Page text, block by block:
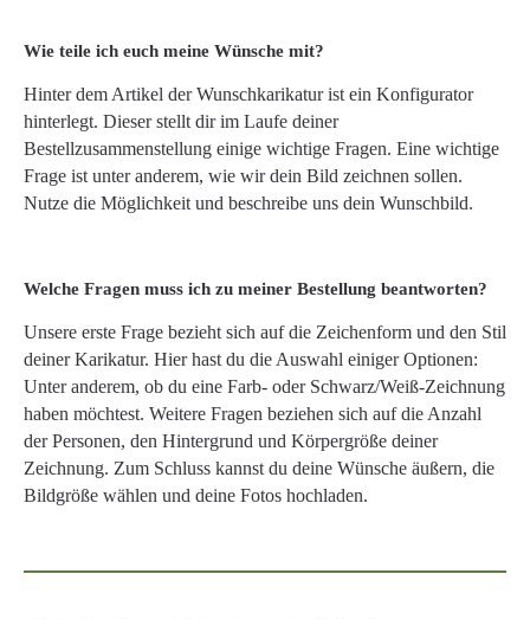
Wie teile ich euch meine Wünsche mit?
Hinter dem Artikel der Wunschkarikatur ist ein Konfigurator
hinterlegt. Dieser stellt dir im Laufe deiner
Bestellzusammenstellung einige wichtige Fragen. Eine wichtige
Frage ist unter anderem, wie wir dein Bild zeichnen sollen.
Nutze die Möglichkeit und beschreibe uns dein Wunschbild.
Welche Fragen muss ich zu meiner Bestellung beantworten?
Unsere erste Frage bezieht sich auf die Zeichenform und den Stil
deiner Karikatur. Hier hast du die Auswahl einiger Optionen:
Unter anderem, ob du eine Farb- oder Schwarz/Weiß-Zeichnung
haben möchtest. Weitere Fragen beziehen sich auf die Anzahl
der Personen, den Hintergrund und Körpergröße deiner
Zeichnung. Zum Schluss kannst du deine Wünsche äußern, die
Bildgröße wählen und deine Fotos hochladen.